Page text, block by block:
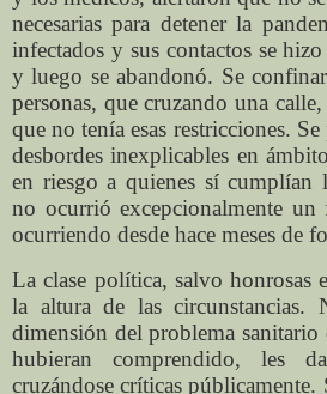
necesarias para detener la
infectados y sus contactos se
y luego se abandonó. Se
personas, que cruzando una
que no tenía esas restricciones.
desbordes inexplicables en
en riesgo a quienes sí cumplían
no ocurrió excepcionalmente un
ocurriendo desde hace meses de
La clase política, salvo honrosas
la altura de las circunstancias.
dimensión del problema
hubieran comprendido, les
cruzándose críticas